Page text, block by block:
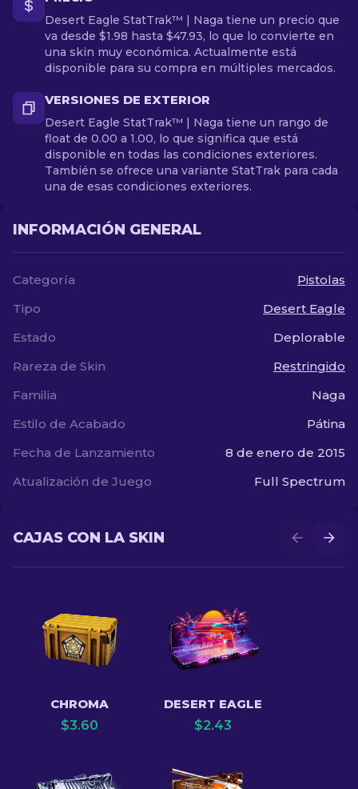
Desert Eagle StatTrak™ | Naga tiene un precio que
va desde $1.98 hasta $47.93, lo que lo convierte en
una skin muy económica. Actualmente está
disponible para su compra en múltiples mercados.
VERSIONES DE EXTERIOR
Desert Eagle StatTrak™ | Naga tiene un rango de
float de 0.00 a 1.00, lo que significa que está
disponible en todas las condiciones exteriores.
También se ofrece una variante StatTrak para cada
una de esas condiciones exteriores.
INFORMACIÓN GENERAL
Categoría
Pistolas
Tipo
Desert Eagle
Estado
Deplorable
Rareza de Skin
Restringido
Familia
Naga
Estilo de Acabado
Pátina
Fecha de Lanzamiento
8 de enero de 2015
Atualización de Juego
Full Spectrum
CAJAS CON LA SKIN
CHROMA
$3.60
DESERT EAGLE
$2.43